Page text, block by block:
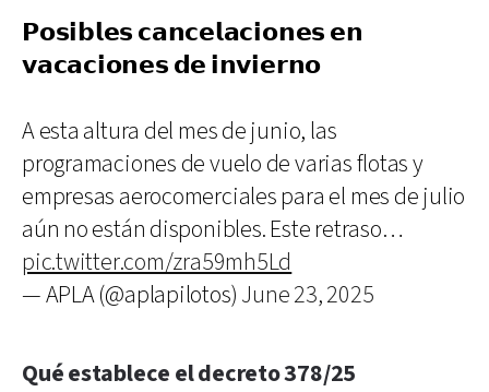
𝗣𝗼𝘀𝗶𝗯𝗹𝗲𝘀 𝗰𝗮𝗻𝗰𝗲𝗹𝗮𝗰𝗶𝗼𝗻𝗲𝘀 𝗲𝗻
𝘃𝗮𝗰𝗮𝗰𝗶𝗼𝗻𝗲𝘀 𝗱𝗲 𝗶𝗻𝘃𝗶𝗲𝗿𝗻𝗼
A esta altura del mes de junio, las
programaciones de vuelo de varias flotas y
empresas aerocomerciales para el mes de julio
aún no están disponibles. Este retraso…
pic.twitter.com/zra59mh5Ld
— APLA (@aplapilotos) June 23, 2025
Qué establece el decreto 378/25